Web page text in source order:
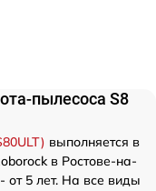
пылесоса S8
выполняется в
в Ростове-на-
5 лет. На все виды